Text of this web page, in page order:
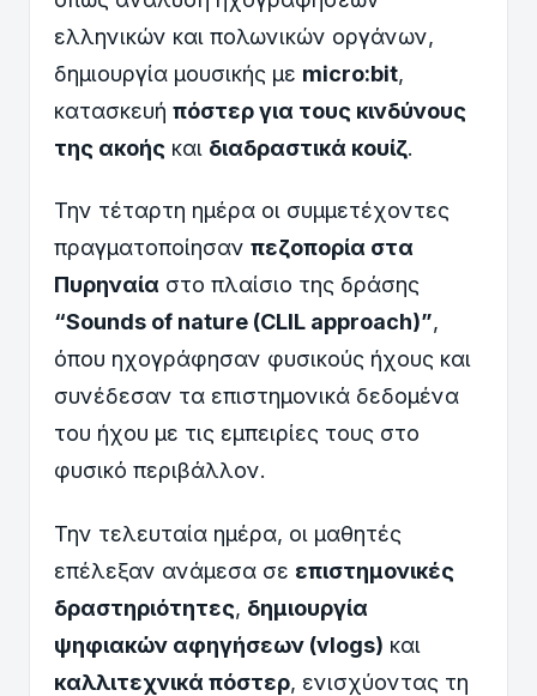
ελληνικών και πολωνικών οργάνων,
δημιουργία μουσικής με micro:bit,
κατασκευή πόστερ για τους κινδύνους
της ακοής και διαδραστικά κουίζ.
Την τέταρτη ημέρα οι συμμετέχοντες
πραγματοποίησαν πεζοπορία στα
Πυρηναία στο πλαίσιο της δράσης
“Sounds of nature (CLIL approach)”,
όπου ηχογράφησαν φυσικούς ήχους και
συνέδεσαν τα επιστημονικά δεδομένα
του ήχου με τις εμπειρίες τους στο
φυσικό περιβάλλον.
Την τελευταία ημέρα, οι μαθητές
επέλεξαν ανάμεσα σε επιστημονικές
δραστηριότητες, δημιουργία
ψηφιακών αφηγήσεων (vlogs) και
καλλιτεχνικά πόστερ, ενισχύοντας τη